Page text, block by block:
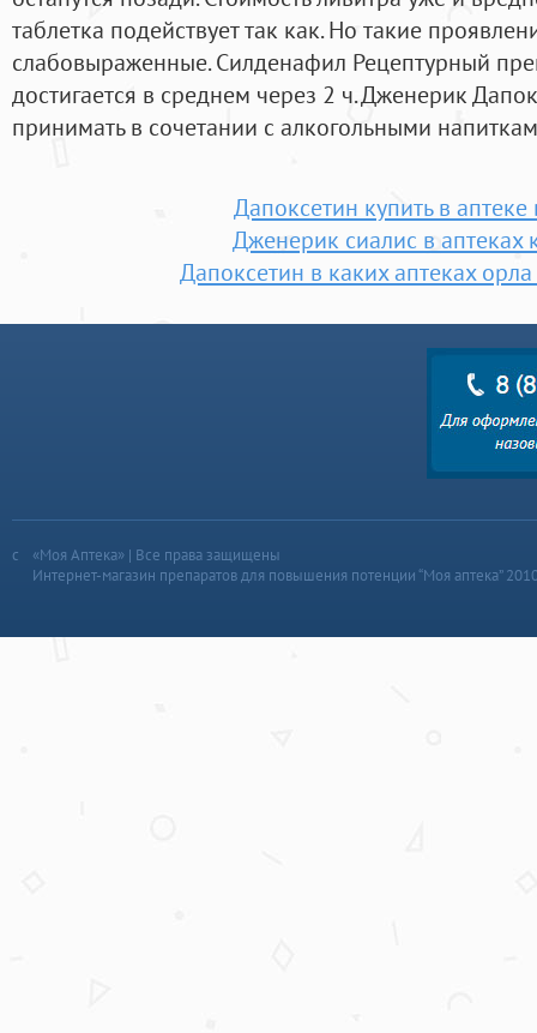
таблетка подействует так как. Но такие
слабовыраженные. Силденафил Рецептурный
достигается в среднем через 2 ч. Дженерик
принимать в сочетании с алкогольными
Дапоксетин купить в
Дженерик сиалис в аптеках
Дапоксетин в каких аптеках
«Моя Аптека» | Все права защищены
Интернет-магазин препаратов для повышения потенции “Моя аптека”